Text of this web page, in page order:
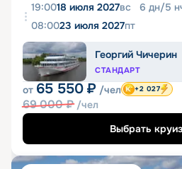
19:0018 июля 2027вс 6 дн/5
08:0023 июля 2027пт
Георгий Чичерин
СТАНДАРТ
от 65 550 ₽ /чел
69 000₽ /чел
+2 027
Выбрать круиз